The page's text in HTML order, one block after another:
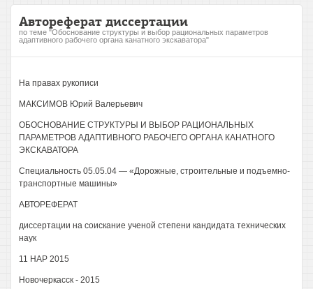
Автореферат диссертации
по теме "Обоснование структуры и выбор рациональных параметров
адаптивного рабочего органа канатного экскаватора"
На правах рукописи
МАКСИМОВ Юрий Валерьевич
ОБОСНОВАНИЕ СТРУКТУРЫ И ВЫБОР РАЦИОНАЛЬНЫХ
ПАРАМЕТРОВ АДАПТИВНОГО РАБОЧЕГО ОРГАНА КАНАТНОГО
ЭКСКАВАТОРА
Специальность 05.05.04 — «Дорожные, строительные и подъемно-
транспортные машины»
АВТОРЕФЕРАТ
диссертации на соискание ученой степени кандидата технических
наук
11 НАР 2015
Новочеркасск - 2015